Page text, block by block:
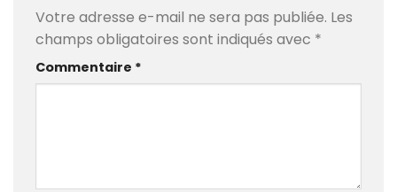
Votre adresse e-mail ne sera pas publiée. Les
champs obligatoires sont indiqués avec *
Commentaire *